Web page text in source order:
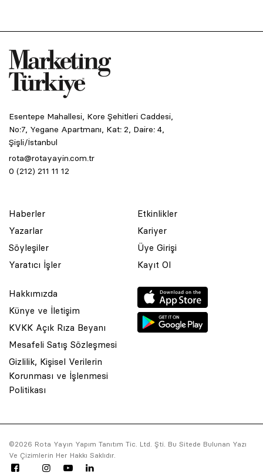
Esentepe Mahallesi, Kore Şehitleri Caddesi,
No:7, Yegane Apartmanı, Kat: 2, Daire: 4,
Şişli/İstanbul
rota@rotayayin.com.tr
0 (212) 211 11 12
Haberler
Yazarlar
Söyleşiler
Yaratıcı İşler
Etkinlikler
Kariyer
Üye Girişi
Kayıt Ol
Hakkımızda
Künye ve İletişim
KVKK Açık Rıza Beyanı
Mesafeli Satış Sözleşmesi
Gizlilik, Kişisel Verilerin
Korunması ve İşlenmesi
Politikası
©2026 Rota Yayın Yapım Tanıtım Tic. Ltd. Şti. Bu Sitede Bulunan Yazı
Ve Çizimlerin Her Hakkı Saklıdır.
© 2001 Rota Yayın Yapım Tanıtım Tic. Ltd. Şti. Bu Sitede Bulunan
Asquared WordPress Agencytarafından tasarlanmış ve